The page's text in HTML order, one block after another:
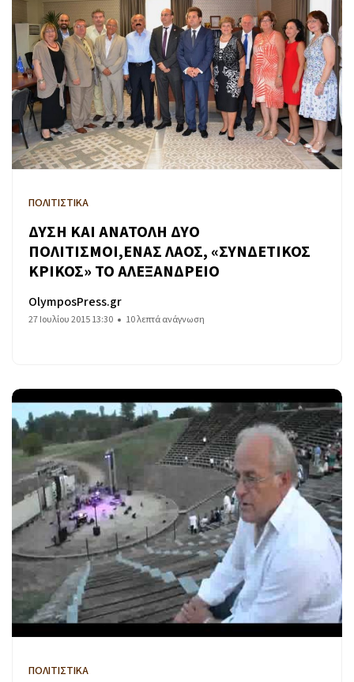
ΠΟΛΙΤΙΣΤΙΚΑ
ΔΥΣΗ ΚΑΙ ΑΝΑΤΟΛΗ ΔΥΟ
ΠΟΛΙΤΙΣΜΟΙ,ΕΝΑΣ ΛΑΟΣ, «ΣΥΝΔΕΤΙΚΟΣ
ΚΡΙΚΟΣ» ΤΟ ΑΛΕΞΑΝΔΡΕΙΟ
OlymposPress.gr
27 Ιουλίου 2015 13:30 10 λεπτά ανάγνωση
ΠΟΛΙΤΙΣΤΙΚΑ